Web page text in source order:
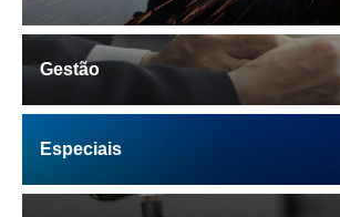
Gestão
Especiais